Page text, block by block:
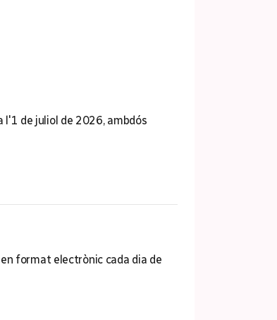
l'1 de juliol de 2026, ambdós
format electrònic cada dia de